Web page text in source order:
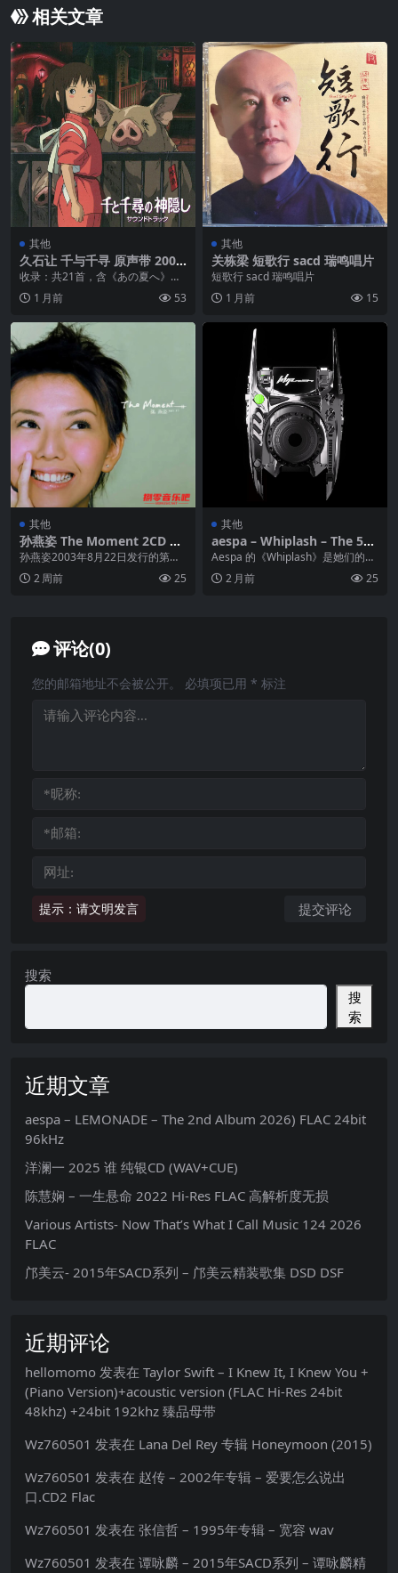
相关文章
其他
久石让 千与千寻 原声带 2001.
07 – 千と千尋の神隠し サウ
ンドトラック
收录：共21首，含《あの夏へ》
《いつも何度でも》（木村弓演
唱）等，由新日本爱乐交...
1 月前 53
其他
关栋梁 短歌行 sacd 瑞鸣唱片
短歌行 sacd 瑞鸣唱片
1 月前
15
其他
孙燕姿 The Moment 2CD FL
AC
孙燕姿2003年8月22日发行的第七
张国语专辑，也是其音乐生涯第一
阶段的总结之作...
2 周前 25
其他
aespa – Whiplash – The 5th
Mini Album – FLAC分轨｜Hi
-Res 24-Bit 96.0 kHz｜From
Tidal
Aespa 的《Whiplash》是她们的第
五张迷你专辑，这张专辑的名称
《Whi...
2 月前 25
评论(0)
提示：请文明发言
您的邮箱地址不会被公开。 必填项已用 * 标注
搜索
搜
索
近期文章
aespa – LEMONADE – The 2nd Album 2026) FLAC 24bit
96kHz
洋澜一 2025 谁 纯银CD (WAV+CUE)
陈慧娴 – 一生悬命 2022 Hi-Res FLAC 高解析度无损
Various Artists- Now That’s What I Call Music 124 2026
FLAC
邝美云- 2015年SACD系列 – 邝美云精装歌集 DSD DSF
近期评论
hellomomo 发表在 Taylor Swift – I Knew It, I Knew You +
(Piano Version)+acoustic version (FLAC Hi-Res 24bit
48khz) +24bit 192khz 臻品母带
Wz760501 发表在 Lana Del Rey 专辑 Honeymoon (2015)
Wz760501 发表在 赵传 – 2002年专辑 – 爱要怎么说出
口.CD2 Flac
Wz760501 发表在 张信哲 – 1995年专辑 – 宽容 wav
Wz760501 发表在 谭咏麟 – 2015年SACD系列 – 谭咏麟精